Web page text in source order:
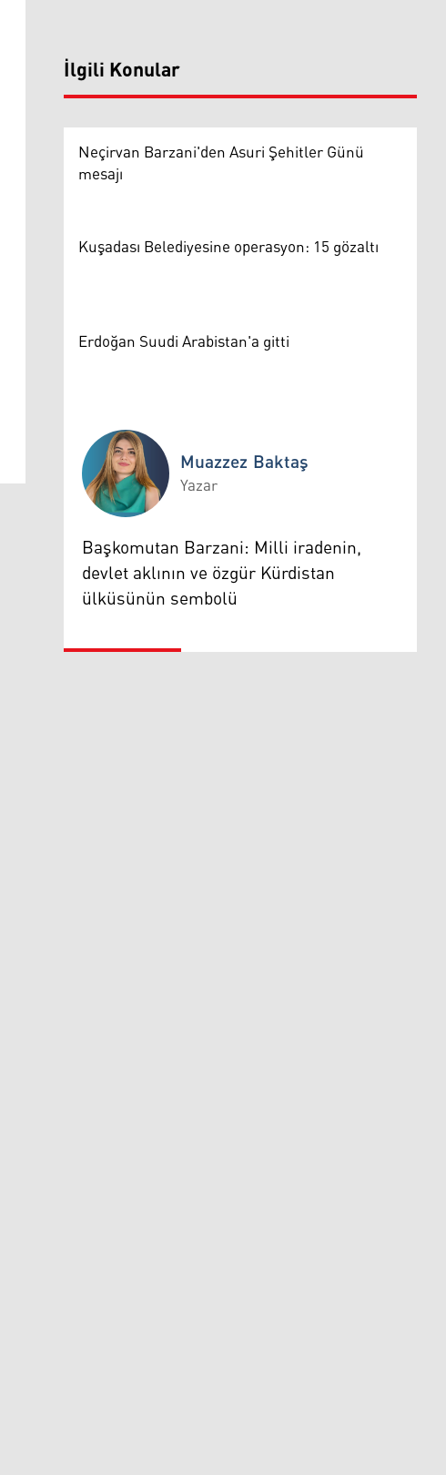
İlgili Konular
Neçirvan Barzani'den Asuri Şehitler Günü
mesajı
Kuşadası Belediyesine operasyon: 15 gözaltı
Erdoğan Suudi Arabistan'a gitti
Muazzez Baktaş
Muazzez Baktaş
Yazar
Başkomutan Barzani: Milli iradenin,
devlet aklının ve özgür Kürdistan
ülküsünün sembolü